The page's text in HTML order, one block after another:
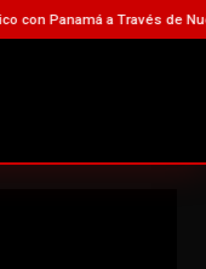
a Través de Nuevas